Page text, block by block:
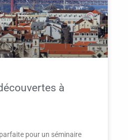
à
pour un séminaire